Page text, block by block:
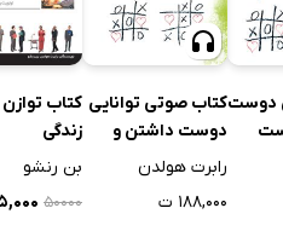
دوستکتاب صوتی توانایی
دوست داشتن و
دوست داشته شدن
رابرت هولدن
۱۸۸,۰۰۰ ت
کتاب توازن
زندگی
بن رنشو
۵۰۰۰۰